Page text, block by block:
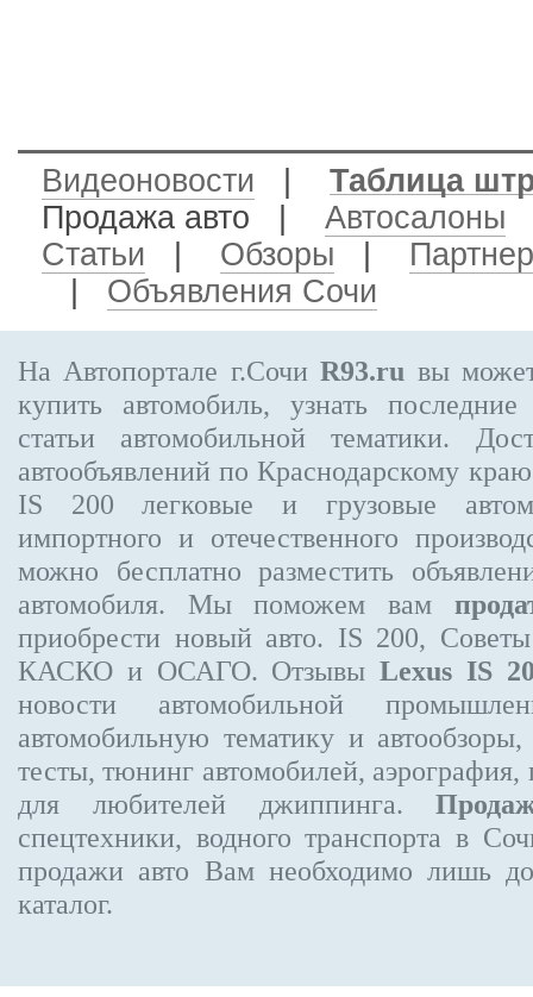
Видеоновости
Таблица
Продажа авто
Автосалоны
Статьи
Обзоры
Объявления Сочи
На Автопортале г.СочиR93.ru вы
купить автомобиль, узнать
статьи автомобильной тематики.
автообъявлений по Краснодарскому
IS 200 легковые и грузовые
импортного и отечественного
можно бесплатно разместить
автомобиля. Мы поможем вам
приобрести новый авто. IS 200,
КАСКО и ОСАГО. Отзывы Lexus IS
новости автомобильной
автомобильную тематику и
тесты, тюнинг автомобилей,
для любителей джиппинга.
спецтехники, водного транспорта в
продажи авто Вам необходимо лишь
каталог.